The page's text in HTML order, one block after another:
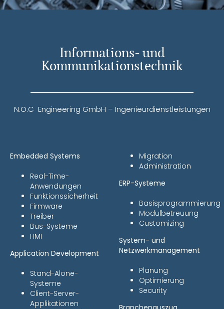
Informations- und
Kommunikationstechnik
N.O.C Engineering GmbH – Ingenieurdienstleistungen
Embedded Systems
Real-Time-
Anwendungen
Funktionssicherheit
Firmware
Treiber
Bus-Systeme
HMI
Application Development
Stand-Alone-
Systeme
Client-Server-
Applikationen
Migration
Administration
ERP-Systeme
Basisprogrammierung
Modulbetreuung
Customizing
System- und
Netzwerkmanagement
Planung
Optimierung
Security